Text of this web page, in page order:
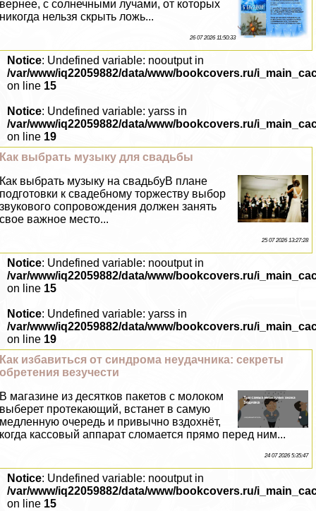
вернее, с солнечными лучами, от которых
никогда нельзя скрыть ложь...
26 07 2026 11:50:33
Notice: Undefined variable: nooutput in
/var/www/iq22059882/data/www/bookcovers.ru/
on line 15
Notice: Undefined variable: yarss in
/var/www/iq22059882/data/www/bookcovers.ru/
on line 19
Как выбрать музыку для свадьбы
Как выбрать музыку на свадьбуВ плане
подготовки к свадебному торжеству выбор
звукового сопровождения должен занять
свое важное место...
25 07 2026 13:27:28
Notice: Undefined variable: nooutput in
/var/www/iq22059882/data/www/bookcovers.ru/
on line 15
Notice: Undefined variable: yarss in
/var/www/iq22059882/data/www/bookcovers.ru/
on line 19
Как избавиться от синдрома неудачника: секреты
обретения везучести
В магазине из десятков пакетов с молоком
выберет протекающий, встанет в самую
медленную очередь и привычно вздохнёт,
когда кассовый аппарат сломается прямо перед ним...
24 07 2026 5:35:47
Notice: Undefined variable: nooutput in
/var/www/iq22059882/data/www/bookcovers.ru/
on line 15